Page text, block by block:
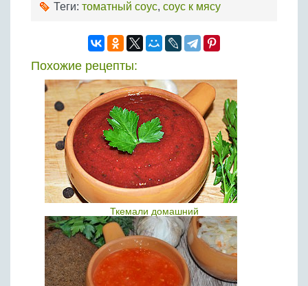
Теги: томатный соус, соус к мясу
Похожие рецепты:
Ткемали домашний